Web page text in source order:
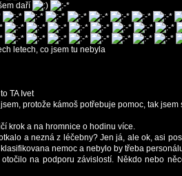
daří
letech, co jsem tu nebyla
TA Ivet
protože kámoš potřebuje pomoc, tak
krok a na hromnice o hodinu více.
a nezná z léčebny? Jen já, ale ok, asi
nemoc a nebylo by třeba
na podporu závislostí. Někdo nebo